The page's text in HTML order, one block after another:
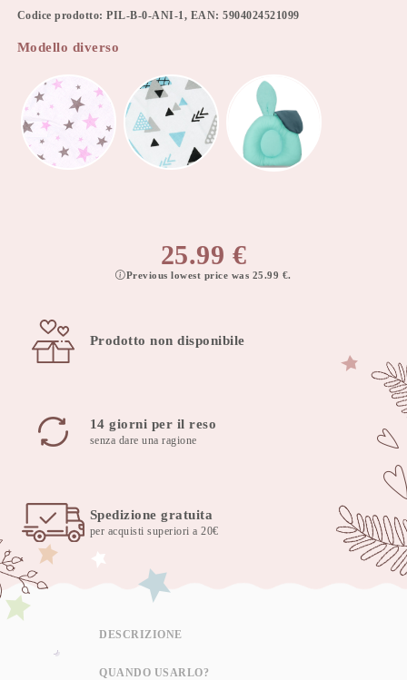
Codice prodotto: PIL-B-0-ANI-1, EAN: 5904024521099
Modello diverso
25.99 €
Previous lowest price was 25.99 €.
Prodotto non disponibile
14 giorni per il reso
senza dare una ragione
Spedizione gratuita
per acquisti superiori a 20€
DESCRIZIONE
QUANDO USARLO?